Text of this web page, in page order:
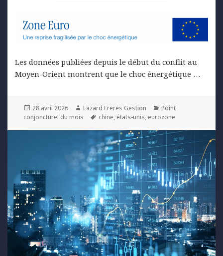
Les données publiées depuis le début du conflit au
Moyen-Orient montrent que le choc énergétique …
Posted
on
28 avril 2026 Author
Lazard Freres Gestion Categories
Point
conjoncturel du mois
Tags
chine, états-unis, eurozone